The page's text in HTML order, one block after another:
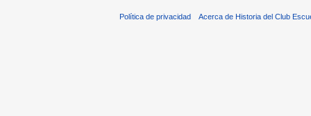
Política de privacidad Acerca de Historia del Club